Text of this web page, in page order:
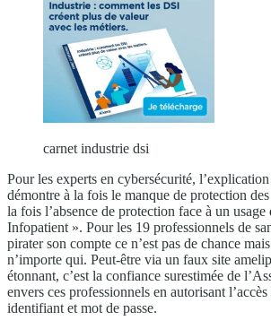
carnet industrie dsi
Pour les experts en cybersécurité,
démontre à la fois le manque de protection
la fois l’absence de protection face à un usage
Infopatient ». Pour les 19 professionnels de
pirater son compte ce n’est pas de chance
n’importe qui. Peut-être via un faux site
étonnant, c’est la confiance surestimée de
envers ces professionnels en autorisant
identifiant et mot de passe.